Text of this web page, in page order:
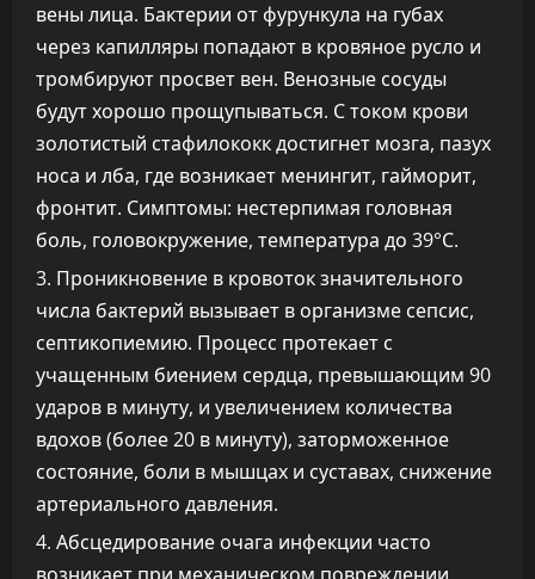
вены лица. Бактерии от фурункула на губах
через капилляры попадают в кровяное русло и
тромбируют просвет вен. Венозные сосуды
будут хорошо прощупываться. С током крови
золотистый стафилококк достигнет мозга, пазух
носа и лба, где возникает менингит, гайморит,
фронтит. Симптомы: нестерпимая головная
боль, головокружение, температура до 39°С.
Проникновение в кровоток значительного
числа бактерий вызывает в организме сепсис,
септикопиемию. Процесс протекает с
учащенным биением сердца, превышающим 90
ударов в минуту, и увеличением количества
вдохов (более 20 в минуту), заторможенное
состояние, боли в мышцах и суставах, снижение
артериального давления.
Абсцедирование очага инфекции часто